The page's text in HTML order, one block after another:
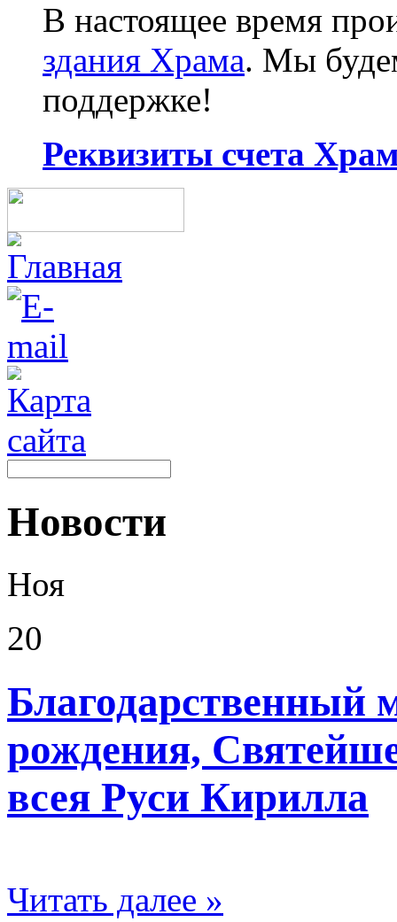
В настоящее время
здания Храма. Мы
поддержке!
Реквизиты счета
Новости
Ноя
20
Благодарственный
рождения,
всея Руси Кирилла
Читать далее »